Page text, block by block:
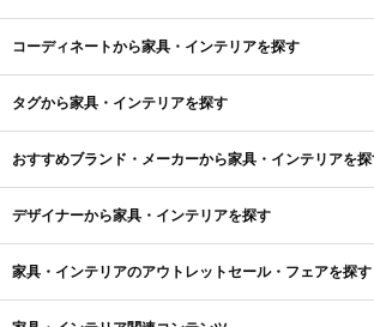
コーディネートから家具・インテリアを探す
タグから家具・インテリアを探す
おすすめブランド・メーカーから家具・インテリアを
デザイナーから家具・インテリアを探す
家具・インテリアのアウトレットセール・フェアを探す